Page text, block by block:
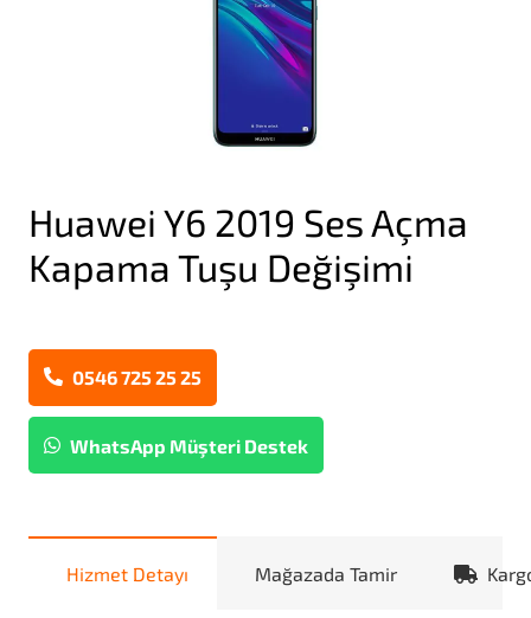
Huawei Y6 2019 Ses Açma
Kapama Tuşu Değişimi
0546 725 25 25
WhatsApp Müşteri Destek
Hizmet Detayı Mağazada Tamir